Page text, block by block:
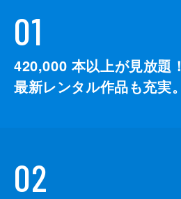
01
420,000 本以上が見放題！
最新レンタル作品も充実。
02